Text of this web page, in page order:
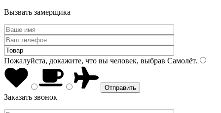
Вызвать замерщика
Пожалуйста, докажите, что вы человек, выбрав Самолёт.
Заказать звонок